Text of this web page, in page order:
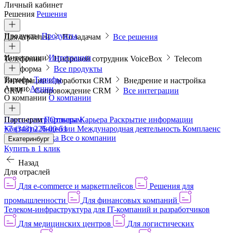
Личный кабинет
Решения Решения
Для отраслей По задачам Все решения
ПродуктыПродукты
Телефония Цифровой сотрудник VoiceBox
Telecom
платформа
Все продукты
ИнтеграцииИнтеграции
Интеграции и доработки CRM
Внедрение и настройка
CRM
Сопровождение CRM Все интеграции
ТарифыТарифы
АкцииАкции
О компании О компании
Пресс-центрОтзывыКарьера Раскрытие информации
КонтактыЛицензии Международная деятельность Комплаенс
и деловая этика Все о компании
ПартнерамПартнерам
+7 (343) 226-00-51
Екатеринбург
Купить в 1 клик
Назад
Для отраслей
Для e-commerce и маркетплейсов
Решения для
промышленности
Для финансовых компаний
Телеком-инфраструктура для IT-компаний и разработчиков
Для медицинских центров
Для логистических